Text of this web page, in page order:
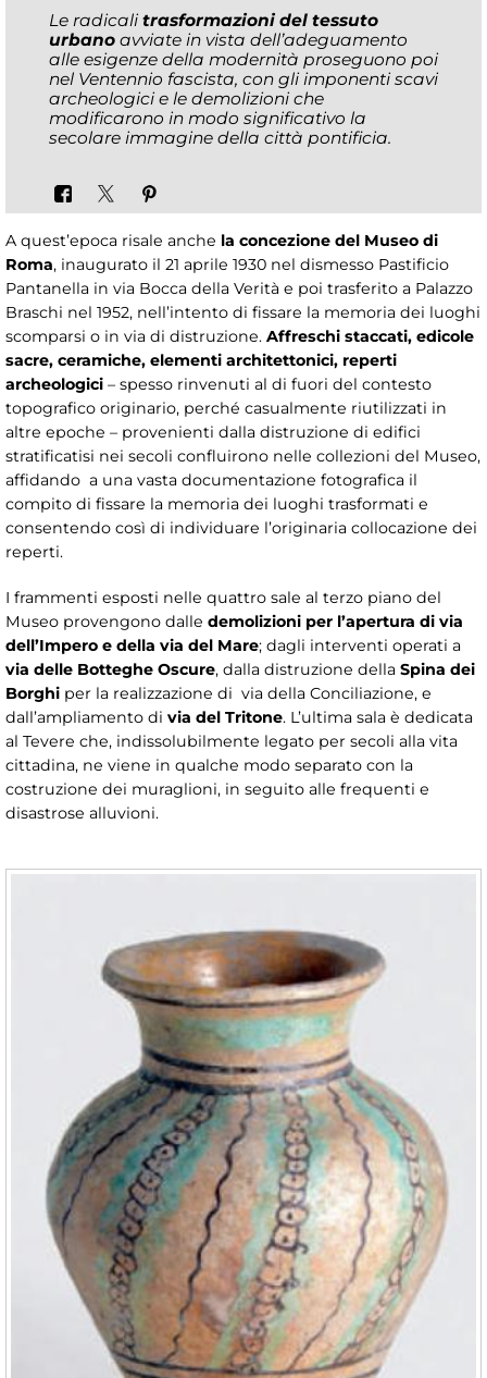
Le radicali trasformazioni del tessuto
urbano avviate in vista dell’adeguamento
alle esigenze della modernità proseguono poi
nel Ventennio fascista, con gli imponenti scavi
archeologici e le demolizioni che
modificarono in modo significativo la
secolare immagine della città pontificia.
A quest’epoca risale anche la concezione del Museo di
Roma, inaugurato il 21 aprile 1930 nel dismesso Pastificio
Pantanella in via Bocca della Verità e poi trasferito a Palazzo
Braschi nel 1952, nell’intento di fissare la memoria dei luoghi
scomparsi o in via di distruzione. Affreschi staccati, edicole
sacre, ceramiche, elementi architettonici, reperti
archeologici – spesso rinvenuti al di fuori del contesto
topografico originario, perché casualmente riutilizzati in
altre epoche – provenienti dalla distruzione di edifici
stratificatisi nei secoli confluirono nelle collezioni del Museo,
affidando a una vasta documentazione fotografica il
compito di fissare la memoria dei luoghi trasformati e
consentendo così di individuare l’originaria collocazione dei
reperti.
I frammenti esposti nelle quattro sale al terzo piano del
Museo provengono dalle demolizioni per l’apertura di via
dell’Impero e della via del Mare; dagli interventi operati a
via delle Botteghe Oscure, dalla distruzione della Spina dei
Borghi per la realizzazione di via della Conciliazione, e
dall’ampliamento di via del Tritone. L’ultima sala è dedicata
al Tevere che, indissolubilmente legato per secoli alla vita
cittadina, ne viene in qualche modo separato con la
costruzione dei muraglioni, in seguito alle frequenti e
disastrose alluvioni.